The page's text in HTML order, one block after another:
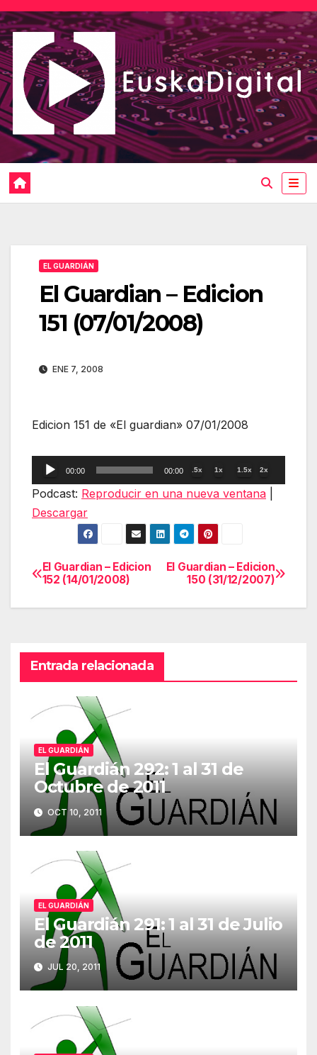
Saltar
al
contenido
EL GUARDIÁN
El Guardian – Edicion
151 (07/01/2008)
ENE 7, 2008
Edicion 151 de «El guardian» 07/01/2008
Reproductor
de
00:00 00:00 .5x 1x 1.5x 2x
Podcast: Reproducir en una nueva ventana
Descargar
Navegación
de
El Guardian – Edicion
150 (31/12/2007)
El Guardian – Edicion
152 (14/01/2008)
Entrada relacionada
EL GUARDIÁN
El Guardián 292: 1 al 31 de
Octubre de 2011
OCT 10, 2011
EL GUARDIÁN
El Guardián 291: 1 al 31 de Julio
de 2011
JUL 20, 2011